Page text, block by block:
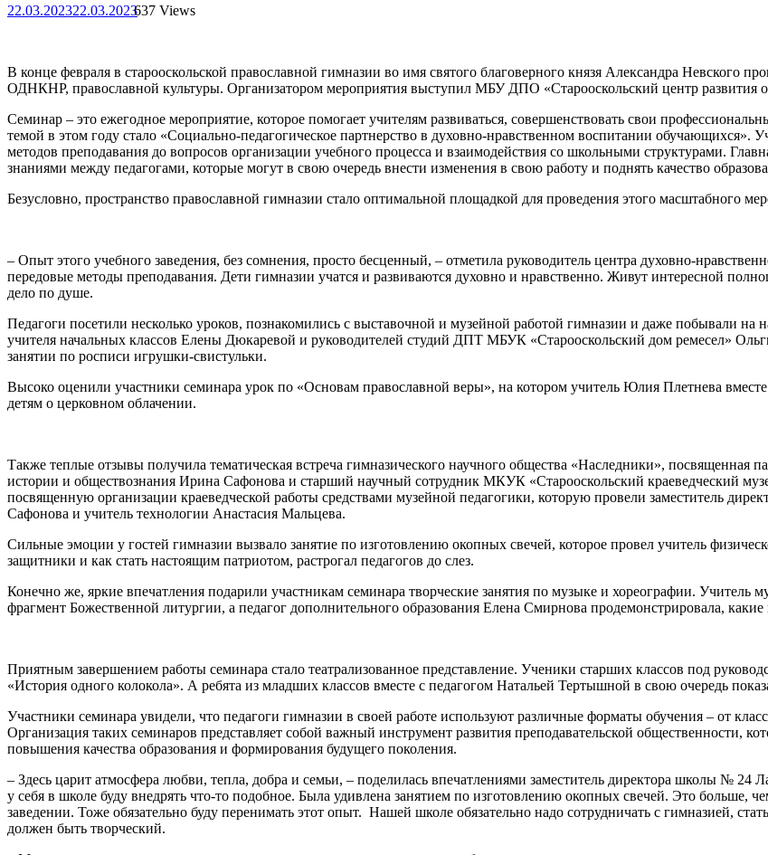
22.03.202322.03.2023637 Views
В конце февраля в старооскольской православной гимназии во имя святого благоверного князя Александра Невского
ОДНКНР, православной культуры. Организатором мероприятия выступил МБУ ДПО «Старооскольский центр развития
Семинар – это ежегодное мероприятие, которое помогает учителям развиваться, совершенствовать свои
темой в этом году стало «Социально-педагогическое партнерство в духовно-нравственном воспитании обучающихся».
методов преподавания до вопросов организации учебного процесса и взаимодействия со школьными структурами.
знаниями между педагогами, которые могут в свою очередь внести изменения в свою работу и поднять качество
Безусловно, пространство православной гимназии стало оптимальной площадкой для проведения этого масштабного
– Опыт этого учебного заведения, без сомнения, просто бесценный, – отметила руководитель центра духовно-
передовые методы преподавания. Дети гимназии учатся и развиваются духовно и нравственно. Живут интересной
дело по душе.
Педагоги посетили несколько уроков, познакомились с выставочной и музейной работой гимназии и даже побывали на
учителя начальных классов Елены Дюкаревой и руководителей студий ДПТ МБУК «Старооскольский дом ремесел»
занятии по росписи игрушки-свистульки.
Высоко оценили участники семинара урок по «Основам православной веры», на котором учитель Юлия Плетнева
детям о церковном облачении.
Также теплые отзывы получила тематическая встреча гимназического научного общества «Наследники», посвященная
истории и обществознания Ирина Сафонова и старший научный сотрудник МКУК «Старооскольский краеведческий
посвященную организации краеведческой работы средствами музейной педагогики, которую провели заместитель
Сафонова и учитель технологии Анастасия Мальцева.
Сильные эмоции у гостей гимназии вызвало занятие по изготовлению окопных свечей, которое провел учитель
защитники и как стать настоящим патриотом, растрогал педагогов до слез.
Конечно же, яркие впечатления подарили участникам семинара творческие занятия по музыке и хореографии.
фрагмент Божественной литургии, а педагог дополнительного образования Елена Смирнова продемонстрировала,
Приятным завершением работы семинара стало театрализованное представление. Ученики старших классов под
«История одного колокола». А ребята из младших классов вместе с педагогом Натальей Тертышной в свою очередь
Участники семинара увидели, что педагоги гимназии в своей работе используют различные форматы обучения – от
Организация таких семинаров представляет собой важный инструмент развития преподавательской общественности,
повышения качества образования и формирования будущего поколения.
– Здесь царит атмосфера любви, тепла, добра и семьи, – поделилась впечатлениями заместитель директора школы № 24
у себя в школе буду внедрять что-то подобное. Была удивлена занятием по изготовлению окопных свечей. Это больше,
заведении. Тоже обязательно буду перенимать этот опыт. Нашей школе обязательно надо сотрудничать с гимназией,
должен быть творческий.